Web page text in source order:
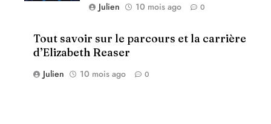
Julien 10 mois ago 0
Tout savoir sur le parcours et la carrière
d’Elizabeth Reaser
Julien 10 mois ago 0